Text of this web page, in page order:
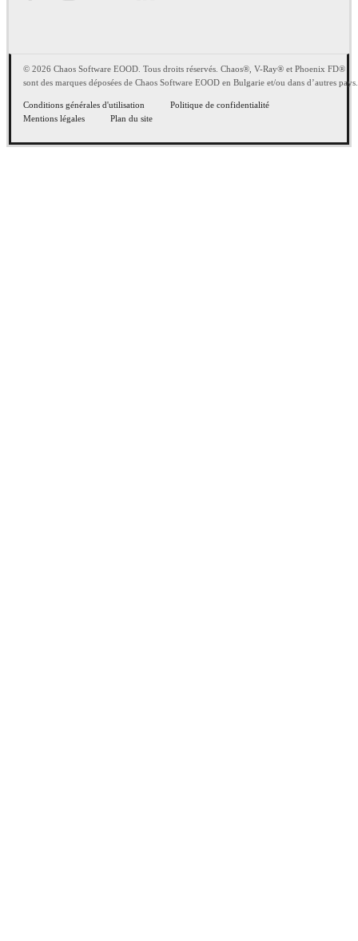
© 2026 Chaos Software EOOD. Tous droits réservés. Chaos®, V-Ray® et Phoenix FD®
sont des marques déposées de Chaos Software EOOD en Bulgarie et/ou dans d’autres pays.
Conditions générales d'utilisation
Politique de confidentialité
Mentions légales
Plan du site